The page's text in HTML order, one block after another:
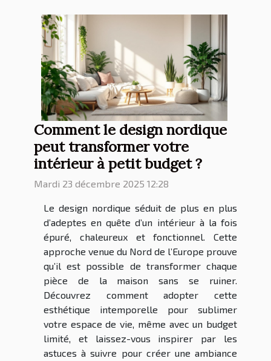
Comment le design nordique
peut transformer votre
intérieur à petit budget ?
Mardi 23 décembre 2025 12:28
Le design nordique séduit de plus en plus
d’adeptes en quête d’un intérieur à la fois
épuré, chaleureux et fonctionnel. Cette
approche venue du Nord de l’Europe prouve
qu’il est possible de transformer chaque
pièce de la maison sans se ruiner.
Découvrez comment adopter cette
esthétique intemporelle pour sublimer
votre espace de vie, même avec un budget
limité, et laissez-vous inspirer par les
astuces à suivre pour créer une ambiance